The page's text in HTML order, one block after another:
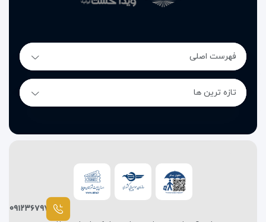
پشتیبانی در طول سفر
مراحل سفر همراه شما خواهد بود.
فهرست اصلی
تازه ترین ها
۰۹۱۲۳۶۷۹۷۸۷